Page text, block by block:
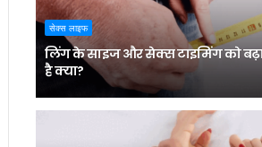
सेक्स लाइफ
लिंग के साइज और सेक्स टाइमिंग को
है क्या?